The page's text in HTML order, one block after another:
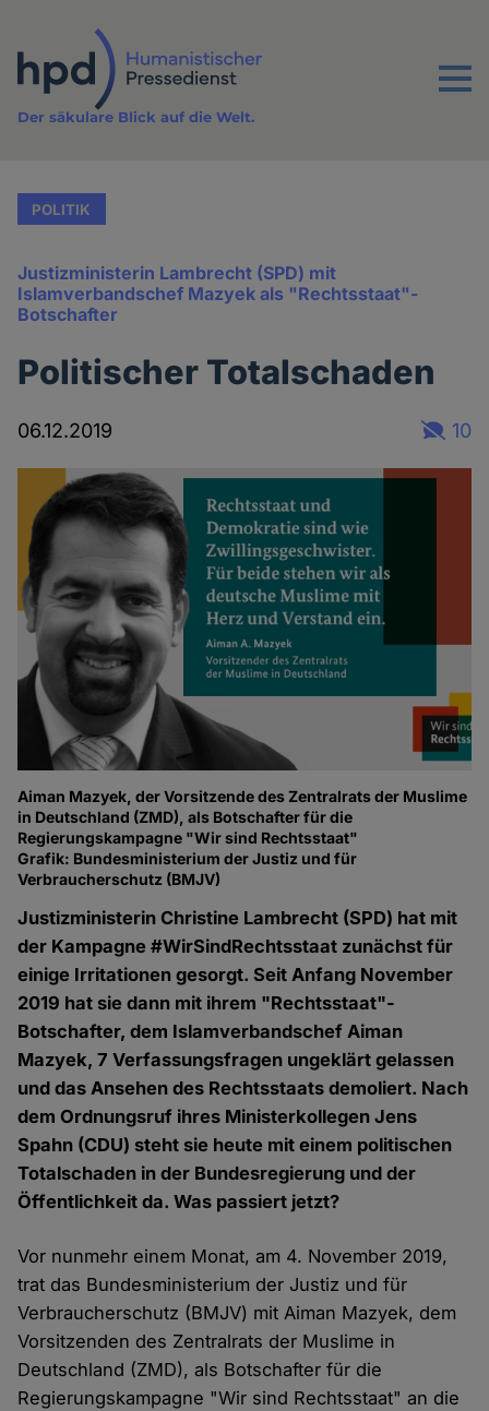
Inhalt
Menu
Der säkulare Blick auf die Welt.
POLITIK
Justizministerin Lambrecht (SPD) mit
Islamverbandschef Mazyek als "Rechtsstaat"-
Botschafter
Politischer Totalschaden
06.12.2019 10
Aiman Mazyek, der Vorsitzende des Zentralrats der Muslime
in Deutschland (ZMD), als Botschafter für die
Regierungskampagne "Wir sind Rechtsstaat"
Grafik: Bundesministerium der Justiz und für
Verbraucherschutz (BMJV)
Justizministerin Christine Lambrecht (SPD) hat mit
der Kampagne #WirSindRechtsstaat zunächst für
einige Irritationen gesorgt. Seit Anfang November
2019 hat sie dann mit ihrem "Rechtsstaat"-
Botschafter, dem Islamverbandschef Aiman
Mazyek, 7 Verfassungsfragen ungeklärt gelassen
und das Ansehen des Rechtsstaats demoliert. Nach
dem Ordnungsruf ihres Ministerkollegen Jens
Spahn (CDU) steht sie heute mit einem politischen
Totalschaden in der Bundesregierung und der
Öffentlichkeit da. Was passiert jetzt?
Vor nunmehr einem Monat, am 4. November 2019,
trat das Bundesministerium der Justiz und für
Verbraucherschutz (BMJV) mit Aiman Mazyek, dem
Vorsitzenden des Zentralrats der Muslime in
Deutschland (ZMD), als Botschafter für die
Regierungskampagne "Wir sind Rechtsstaat" an die